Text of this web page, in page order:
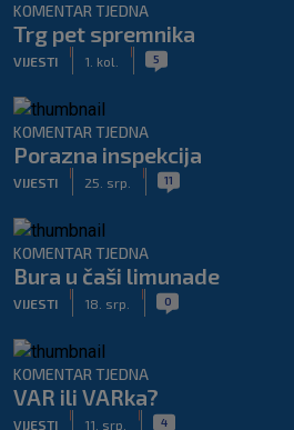
KOMENTAR TJEDNA
Trg pet spremnika
VIJESTI 1. kol. 5
KOMENTAR TJEDNA
Porazna inspekcija
VIJESTI 25. srp. 11
KOMENTAR TJEDNA
Bura u čaši limunade
VIJESTI 18. srp. 0
KOMENTAR TJEDNA
VAR ili VARka?
VIJESTI 11. srp. 4